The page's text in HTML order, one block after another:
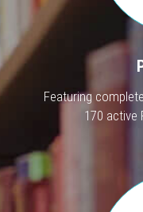
Featuring
170 active